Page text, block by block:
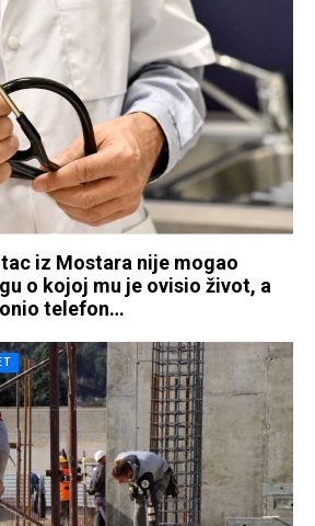
iz Mostara nije mogao
o kojoj mu je ovisio život, a
telefon…